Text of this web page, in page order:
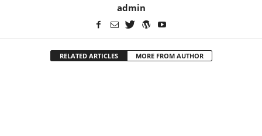
admin
RELATED ARTICLES MORE FROM AUTHOR